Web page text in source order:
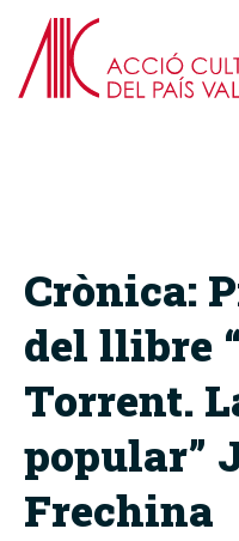
Crònica:
del llibre
Torrent.
popular”
Frechina